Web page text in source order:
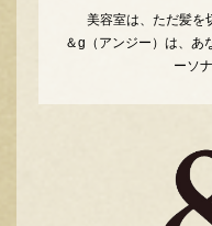
美容室は、ただ髪を
＆g（アンジー）は、あ
ーソ